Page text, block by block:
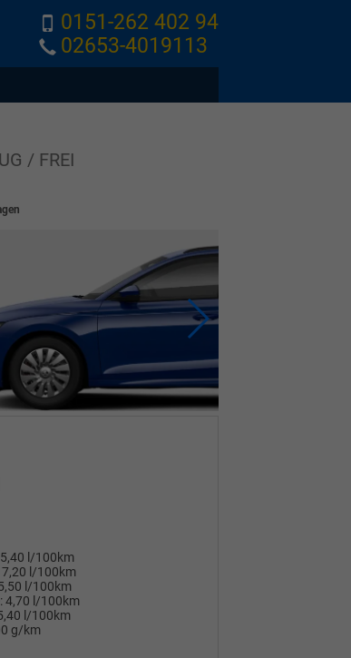
0151-262 402 94
02653-4019113
/ FREI
5,40 l/100km
7,20 l/100km
l/100km
4,70 l/100km
l/100km
g/km